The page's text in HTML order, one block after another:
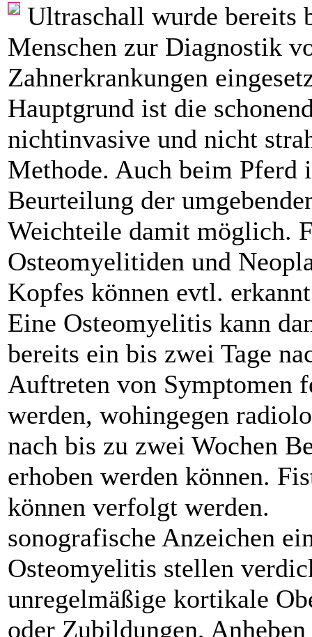
Ultraschall wurde bereits
Menschen zur Diagnostik
Zahnerkrankungen
Hauptgrund ist die
nichtinvasive und nicht
Methode. Auch beim Pferd
Beurteilung der
Weichteile damit möglich.
Osteomyelitiden und
Kopfes können evtl.
Eine Osteomyelitis kann
bereits ein bis zwei Tage
Auf­treten von Symptomen
werden, wohingegen
nach bis zu zwei Wochen
erhoben werden können.
können verfolgt werden.
sonografische Anzeichen
Osteomyelitis stellen
unregelmäßige kortikale
oder Zubildungen, Anheben